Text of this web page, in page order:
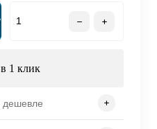
1 клик